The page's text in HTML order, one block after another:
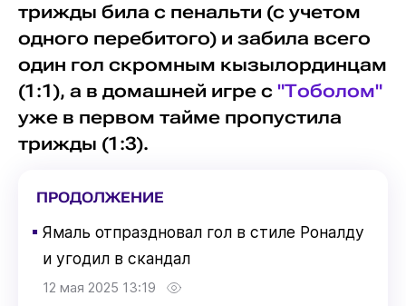
трижды била с пенальти (с учетом
одного перебитого) и забила всего
один гол скромным кызылординцам
(1:1), а в домашней игре с "Тоболом"
уже в первом тайме пропустила
трижды (1:3).
ПРОДОЛЖЕНИЕ
▪ Ямаль отпраздновал гол в стиле Роналду
и угодил в скандал
12 мая 2025 13:19